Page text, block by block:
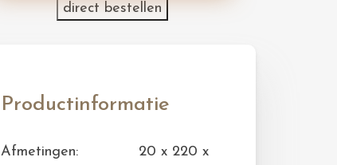
direct bestellen
Productinformatie
Afmetingen:
20 x 220 x